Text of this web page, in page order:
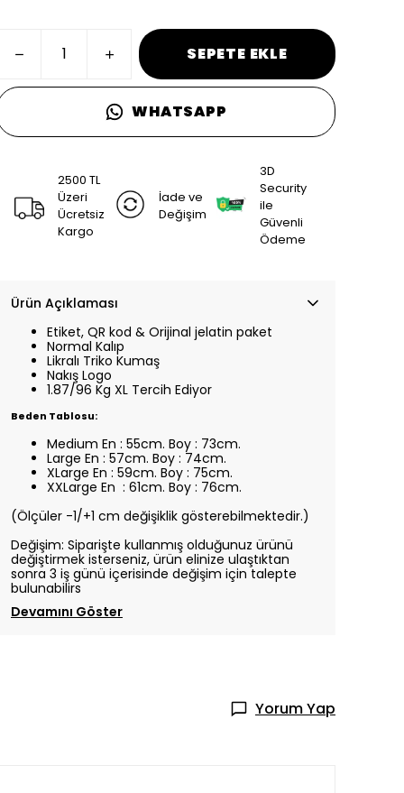
SEPETE EKLE
WHATSAPP
2500 TL
Üzeri
Ücretsiz
Kargo
İade ve
Değişim
3D
Security
ile
Güvenli
Ödeme
Ürün Açıklaması
Etiket, QR kod & Orijinal jelatin paket
Normal Kalıp
Likralı Triko Kumaş
Nakış Logo
1.87/96 Kg XL Tercih Ediyor
Beden Tablosu:
Medium En : 55cm. Boy : 73cm.
Large En : 57cm. Boy : 74cm.
XLarge En : 59cm. Boy : 75cm.
XXLarge En : 61cm. Boy : 76cm.
(Ölçüler -1/+1 cm değişiklik gösterebilmektedir.)
Değişim: Siparişte kullanmış olduğunuz ürünü
değiştirmek isterseniz, ürün elinize ulaştıktan
sonra 3 iş günü içerisinde değişim için talepte
bulunabilirs
Devamını Göster
Yorum Yap